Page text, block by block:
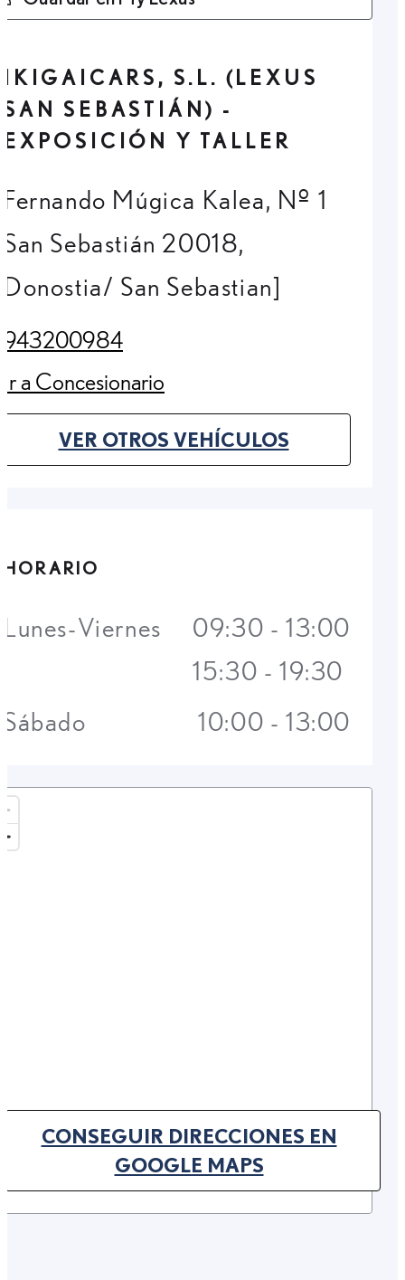
IKIGAICARS, S.L. (LEXUS
SAN SEBASTIÁN) -
EXPOSICIÓN Y TALLER
Fernando Múgica Kalea, Nº 1
San Sebastián 20018,
Donostia/ San Sebastian]
943200984
(Opens in new tab)
Ir a Concesionario
(Opens in new tab)
VER OTROS VEHÍCULOS
(OPENS IN NEW TAB)
CONSEGUIR DIRECCIONES EN
GOOGLE MAPS(OPENS IN NEW TAB)
HORARIO
Lunes-Viernes
09:30 - 13:00
15:30 - 19:30
Sábado
10:00 - 13:00